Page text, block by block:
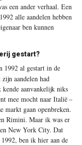
een ander verhaal. Een
alle aandelen hebben
ben kunnen
gestart?
1992 al gestart in de
aandelen had
aanvankelijk niks
mee mocht naar Italië –
markt gaan openbreken.
Rimini. Maar ik was er
New York City. Dat
ben ik hier aan de